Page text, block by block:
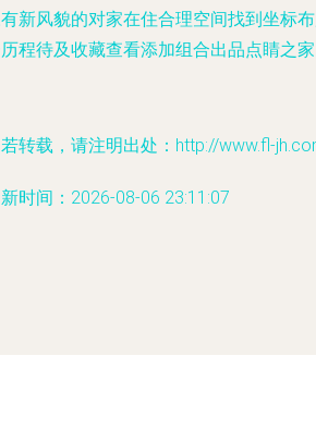
新风貌的对家在住合理空间找到坐标
程待及收藏查看添加组合出品点睛之家
转载，请注明出处：http://www.fl-
时间：2026-08-06 23:11:07